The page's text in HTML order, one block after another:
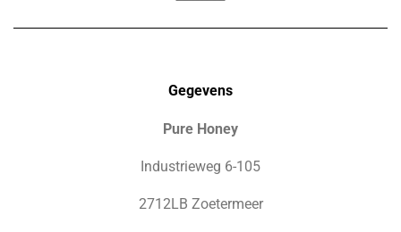
Gegevens
Pure Honey
Industrieweg 6-105
2712LB Zoetermeer